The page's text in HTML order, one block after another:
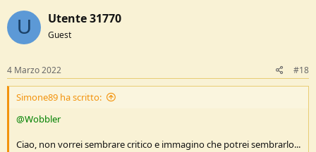
U Utente 31770
Guest
4 Marzo 2022 #18
Simone89 ha scritto:
@Wobbler
Ciao, non vorrei sembrare critico e immagino che potrei sembrarlo...